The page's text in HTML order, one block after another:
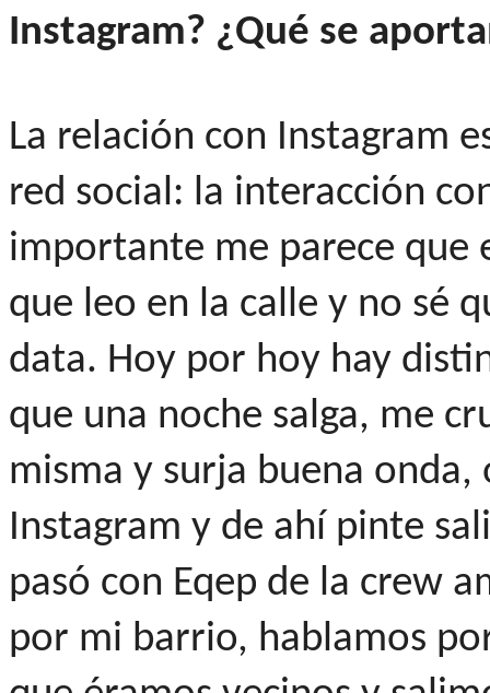
Instagram? ¿Qué se
La relación con Instagram
red social: la interacción
importante me parece que
que leo en la calle y no sé
data. Hoy por hoy hay
que una noche salga, me
misma y surja buena
Instagram y de ahí pinte
pasó con Eqep de la crew
por mi barrio, hablamos